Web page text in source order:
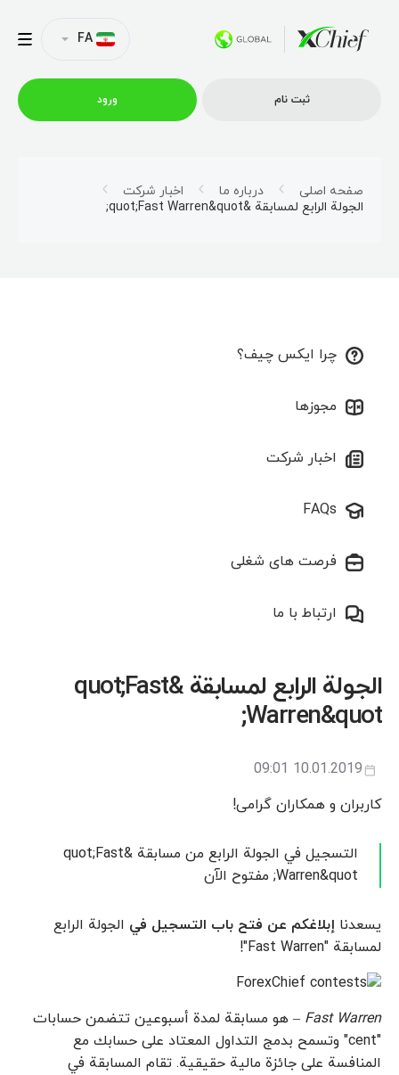
همکاری
FA
ثبت نام ورود
صفحه اصلی درباره ما
اخبار شرکت
الجولة الرابع لمسابقة &quot;Fast Warren&quot;
چرا ایکس چیف؟
مجوزها
اخبار شرکت
FAQs
فرصت های شغلی
ارتباط با ما
الجولة الرابع لمسابقة &quot;Fast
Warren&quot;
10.01.2019 09:01
کاربران و همکاران گرامی!
التسجيل في الجولة الرابع من مسابقة &quot;Fast
Warren&quot; مفتوح الآن
يسعدنا إبلاغكم عن فتح باب التسجيل في الجولة الرابع
لمسابقة "Fast Warren"!
Fast Warren – هو مسابقة لمدة أسبوعين تتضمن حسابات
"cent" وتسمح بدمج التداول المعتاد على حسابك مع
المنافسة على جائزة مالية حقيقية. تقام المسابقة في